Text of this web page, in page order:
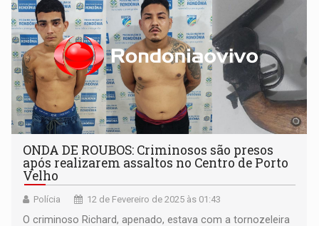
ONDA DE ROUBOS: Criminosos são presos
após realizarem assaltos no Centro de Porto
Velho
Polícia 12 de Fevereiro de 2025 às 01:43
O criminoso Richard, apenado, estava com a tornozeleira